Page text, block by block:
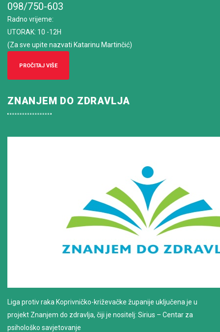
098/750-603
Radno vrijeme:
UTORAK: 10 -12H
(Za sve upite nazvati Katarinu Martinčić)
PROČITAJ VIŠE
ZNANJEM DO ZDRAVLJA
Liga protiv raka Koprivničko-križevačke županije uključena je u
projekt Znanjem do zdravlja, čiji je nositelj: Sirius – Centar za
psihološko savjetovanje